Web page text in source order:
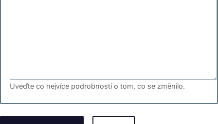
Uveďte co nejvíce podrobností o tom, co se změnilo.